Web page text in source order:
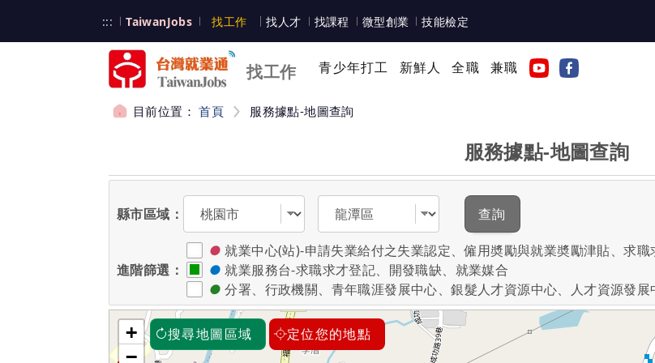
::: TaiwanJobs 台灣就業通
找工作 台灣就業通
找人才 找課程 微型創業 技能檢定
找工作 青少年打工 新鮮人 全職 兼職
目前位置：首頁 服務據點-地圖查詢
服務據點-地圖查詢
縣市區域：
選擇縣市
選擇區域
查詢
進階篩選：
● 就業中心(站)-申請失業給付之失業認定、僱用奬勵與就業奬勵津貼、求
● 就業服務台-求職求才登記、開發職缺、就業媒合
● 分署、行政機關、青年職涯發展中心、銀髮人才資源中心、人才資源發展
搜尋地圖區域 定位您的地點
+
−